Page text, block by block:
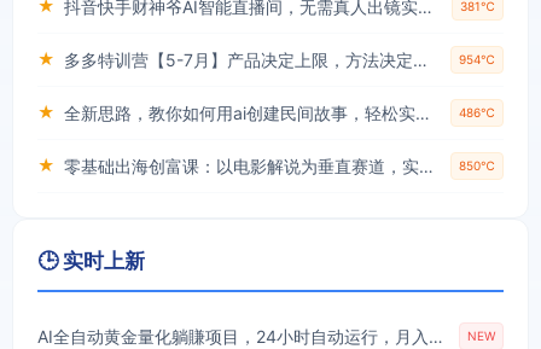
★ 抖音快手财神爷AI智能直播间，无需真人出镜实时互动，不封号礼物打赏赚到手软 381℃
★ 多多特训营【5-7月】产品决定上限，方法决定下限，各种玩法技巧落地实操 954℃
★ 全新思路，教你如何用ai创建民间故事，轻松实现月入过万【揭秘】 486℃
★ 零基础出海创富课：以电影解说为垂直赛道，实现不出国门赚美金的目标 850℃
🕒 实时上新
AI全自动黄金量化躺賺项目，24小时自动运行，月入2W！ NEW